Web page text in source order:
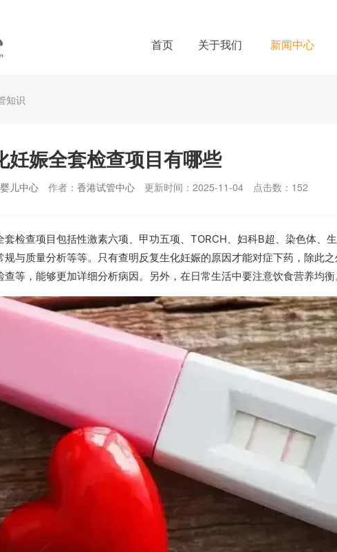
首页 关于我们 新闻中心
知识
妊娠全套检查项目有哪些
儿中心 作者： 香港试管中心 更新时间：2025-11-04 点击数： 152
套检查项目包括性激素六项、甲功五项、TORCH、妇科B超、染色体、
规与质量分析等等。只有查明反复生化妊娠的原因才能对症下药，除此
等，能够更加详细分析病因。另外，在日常生活中要注意饮食营养均衡